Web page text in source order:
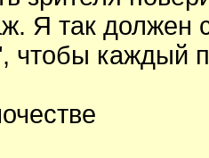
Я так должен
чтобы каждый